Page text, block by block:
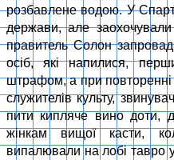
розбавлене водою. У
держави, але
правитель Солон
осiб, якi напилися,
штрафом, а при повтореннi
служителiв культу,
пити кипляче вино доти,
жiнкам вищої касти,
випалювали на лобi тавро